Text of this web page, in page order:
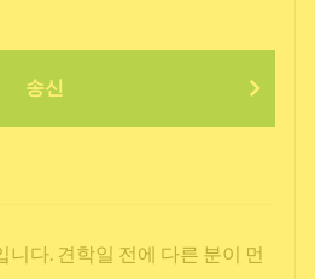
송신
다. 견학일 전에 다른 분이 먼